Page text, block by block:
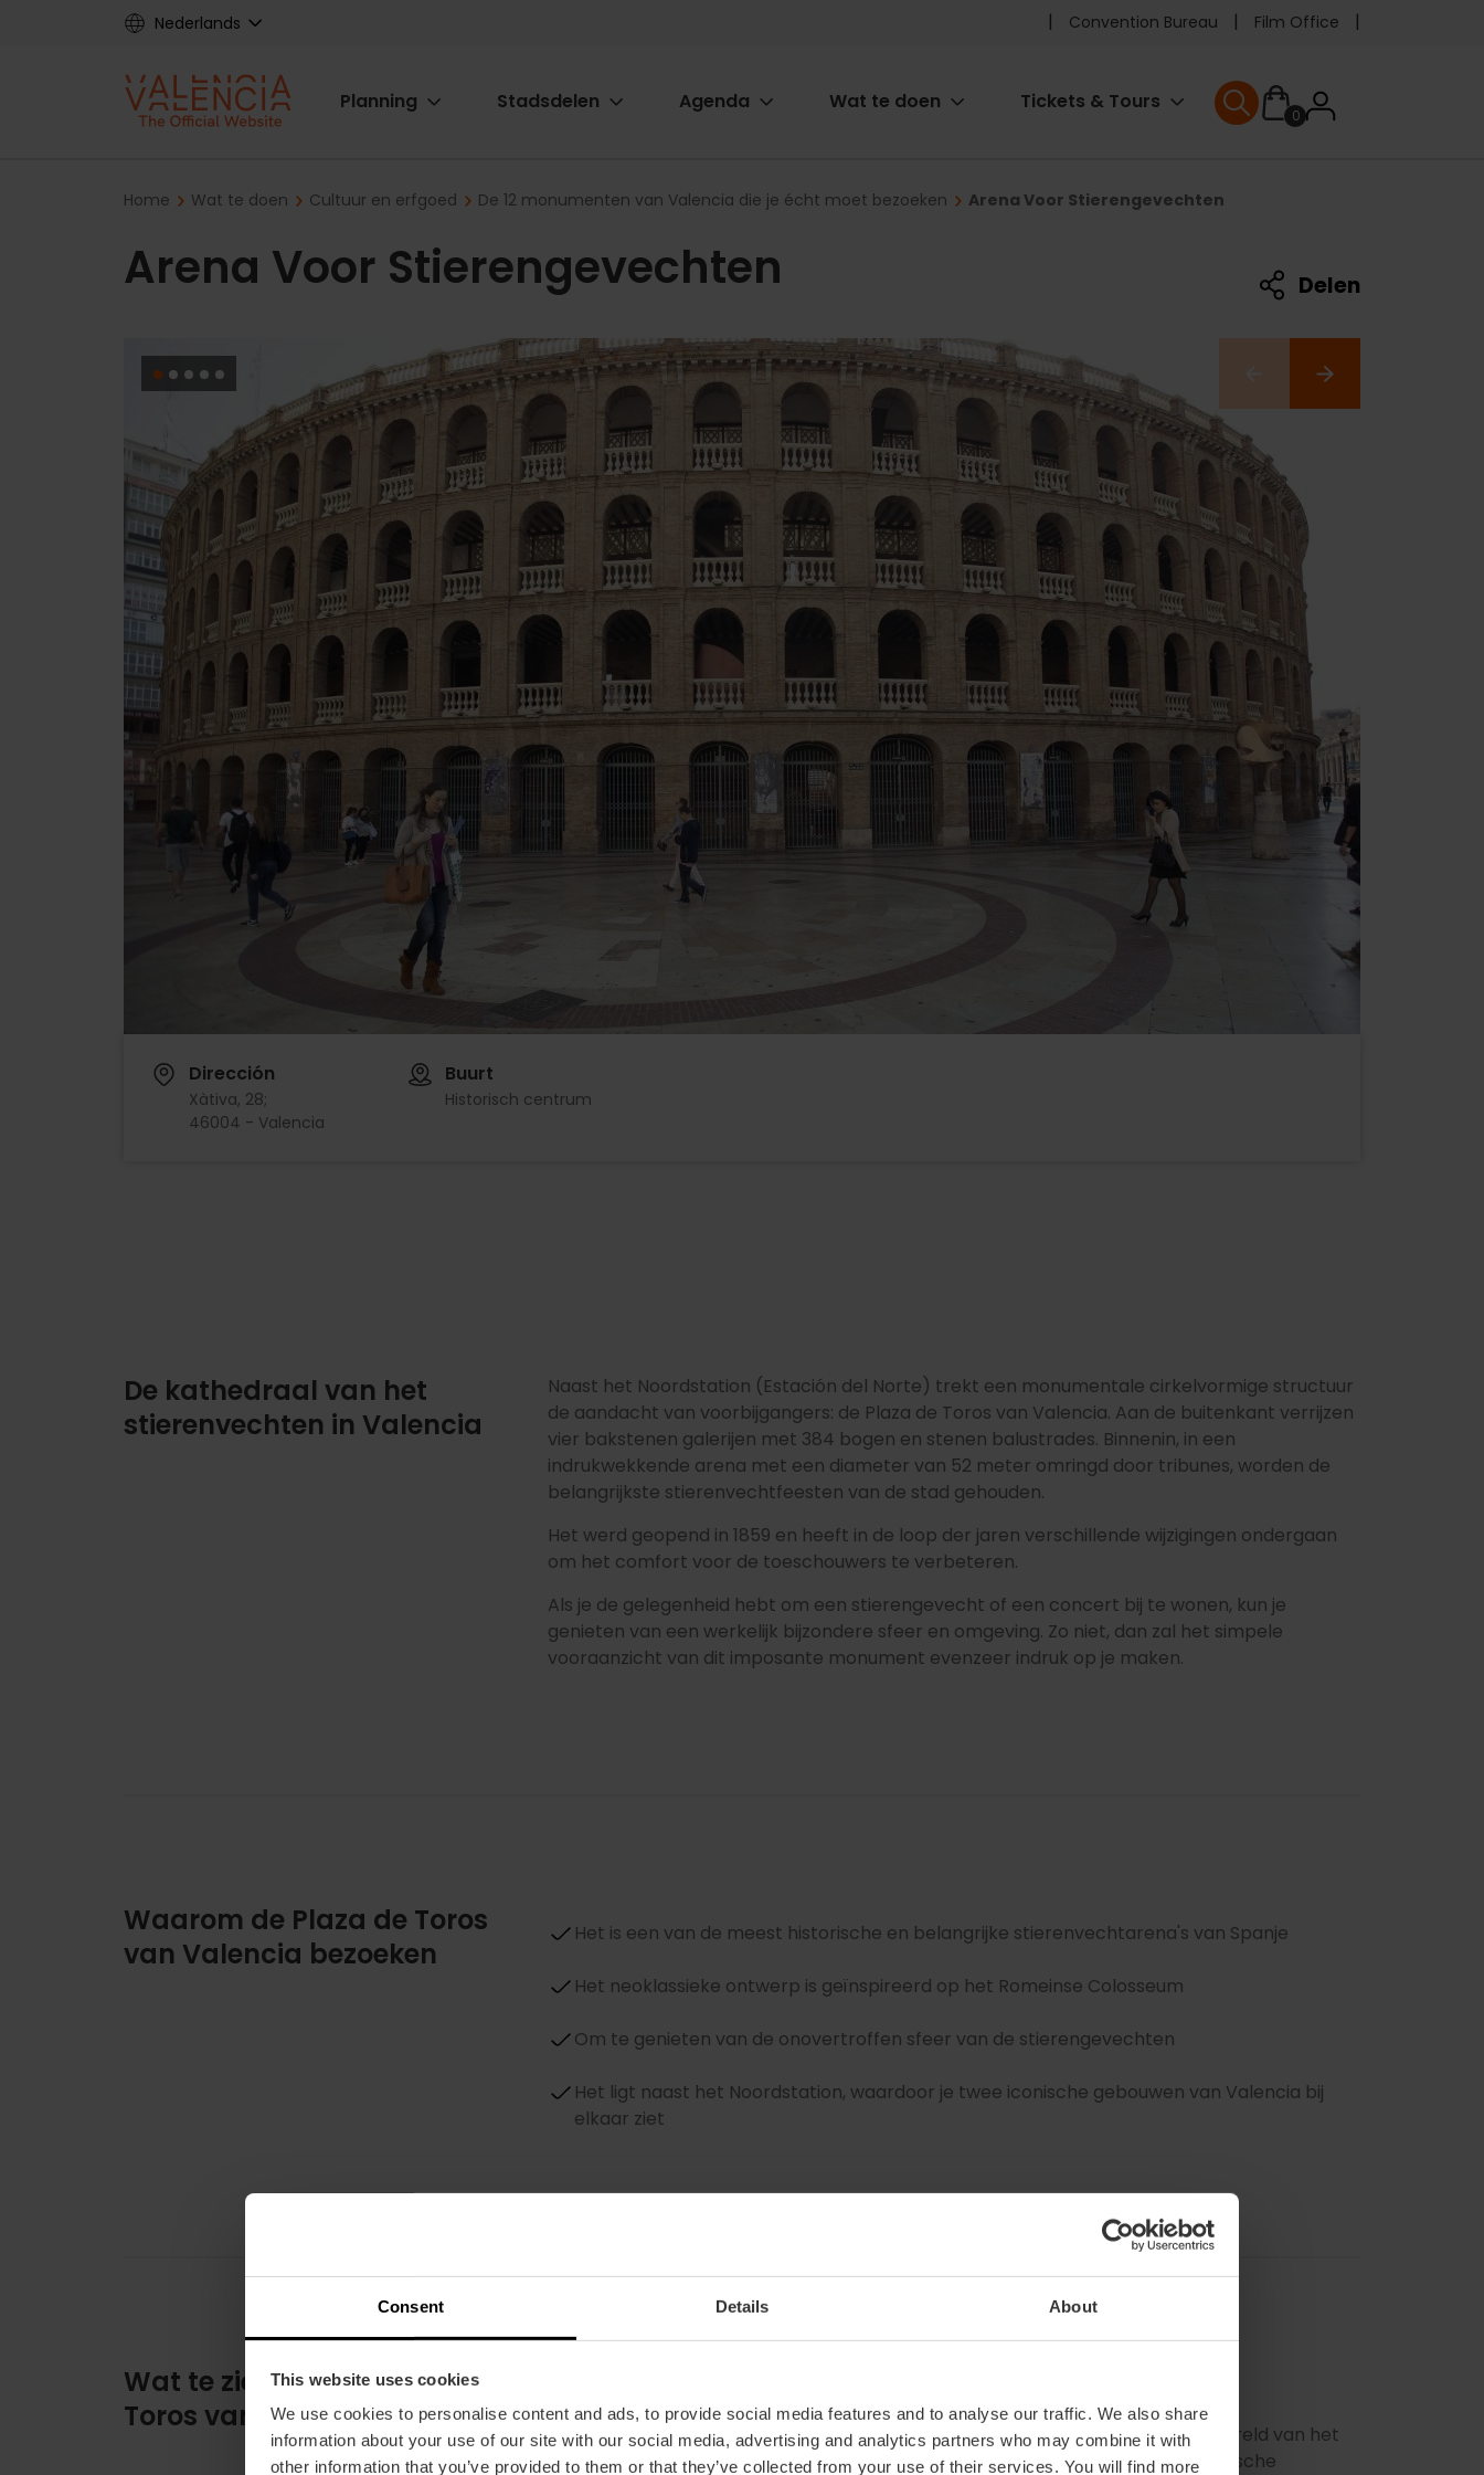
Consent Details About
This website uses cookies
We use cookies to personalise content and ads, to provide social media features and to analyse our traffic. We also share
information about your use of our site with our social media, advertising and analytics partners who may combine it with
other information that you’ve provided to them or that they’ve collected from your use of their services. You will find more
Nederlands
Pre
header
Convention Bureau Film Office
Main
Planning Stadsdelen Agenda Wat te doen Tickets & Tours
0User
User menu
Breadcrumb
Home Wat te doen Cultuur en erfgoed De 12 monumenten van Valencia die je écht moet bezoeken Arena Voor Stierengevechten
Arena Voor Stierengevechten Delen
Dirección
Xàtiva, 28;
46004 - Valencia
Buurt
Historisch centrum
De kathedraal van het
stierenvechten in Valencia
Naast het Noordstation (Estación del Norte) trekt een monumentale cirkelvormige structuur
de aandacht van voorbijgangers: de Plaza de Toros van Valencia. Aan de buitenkant verrijzen
vier bakstenen galerijen met 384 bogen en stenen balustrades. Binnenin, in een
indrukwekkende arena met een diameter van 52 meter omringd door tribunes, worden de
belangrijkste stierenvechtfeesten van de stad gehouden.
Het werd geopend in 1859 en heeft in de loop der jaren verschillende wijzigingen ondergaan
om het comfort voor de toeschouwers te verbeteren.
Als je de gelegenheid hebt om een stierengevecht of een concert bij te wonen, kun je
genieten van een werkelijk bijzondere sfeer en omgeving. Zo niet, dan zal het simpele
vooraanzicht van dit imposante monument evenzeer indruk op je maken.
Waarom de Plaza de Toros
van Valencia bezoeken
Het is een van de meest historische en belangrijke stierenvechtarena's van Spanje
Het neoklassieke ontwerp is geïnspireerd op het Romeinse Colosseum
Om te genieten van de onovertroffen sfeer van de stierengevechten
Het ligt naast het Noordstation, waardoor je twee iconische gebouwen van Valencia bij
elkaar ziet
Wat te zien bij de Plaza de
Toros van Valencia
Stierenvechtmuseum
Grenzend aan de arena kun je dit museum bezoeken dat gewijd is aan de wereld van het
stierenvechten. Je vindt er "trajes de luces" (stierenvechterspakken), historische